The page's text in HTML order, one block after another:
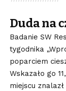
Duda na
Badanie SW
tygodnika
poparciem
Wskazało go
miejscu